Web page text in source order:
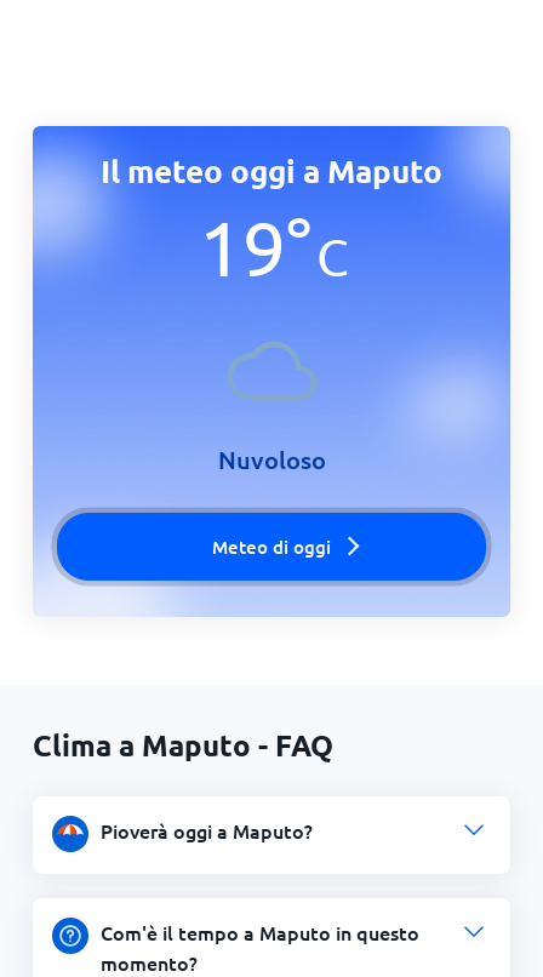
Il meteo oggi a Maputo
19°C
Nuvoloso
Meteo di oggi
Clima a Maputo - FAQ
Pioverà oggi a Maputo?
Com'è il tempo a Maputo in questo
momento?